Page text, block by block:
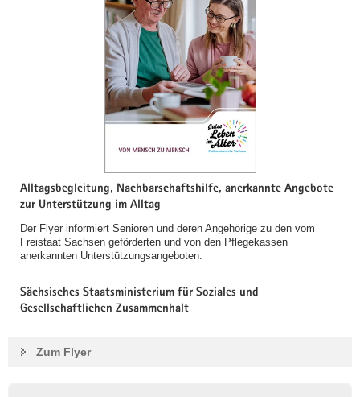
Alltagsbegleitung, Nachbarschaftshilfe, anerkannte Angebote
zur Unterstützung im Alltag
Der Flyer informiert Senioren und deren Angehörige zu den vom
Freistaat Sachsen geförderten und von den Pflegekassen
anerkannten Unterstützungsangeboten.
Sächsisches Staatsministerium für Soziales und
Gesellschaftlichen Zusammenhalt
Zum Flyer